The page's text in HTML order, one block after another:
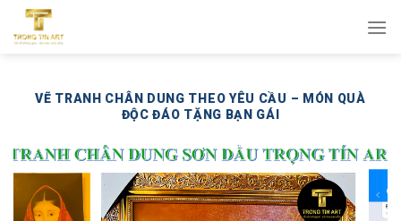
qua
VẼ TRANH CHÂN DUNG THEO YÊU CẦU – MÓN QUÀ
ĐỘC ĐÁO TẶNG BẠN GÁI